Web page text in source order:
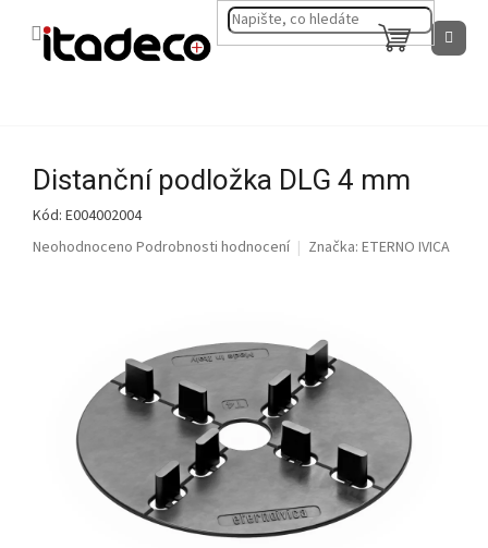
NÁKUPNÍ
KOŠÍK
Distanční podložka DLG 4 mm
Kód: E004002004
Průměrné
hvězdiček.
Neohodnoceno Podrobnosti hodnocení Značka: ETERNO IVICA